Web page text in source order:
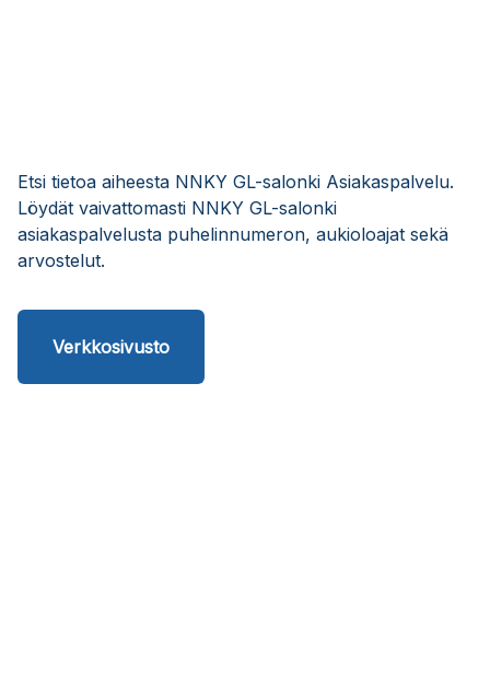
Etsi tietoa aiheesta NNKY GL-salonki Asiakaspalvelu.
Löydät vaivattomasti NNKY GL-salonki
asiakaspalvelusta puhelinnumeron, aukioloajat sekä
arvostelut.
Verkkosivusto